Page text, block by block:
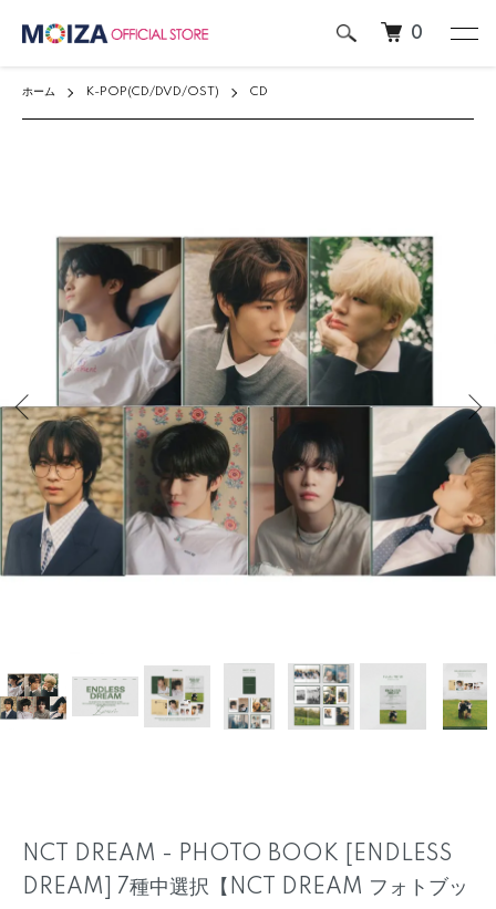
0
ホーム K-POP(CD/DVD/OST) CD
NCT DREAM - PHOTO BOOK [ENDLESS
DREAM] 7種中選択【NCT DREAM フォトブッ